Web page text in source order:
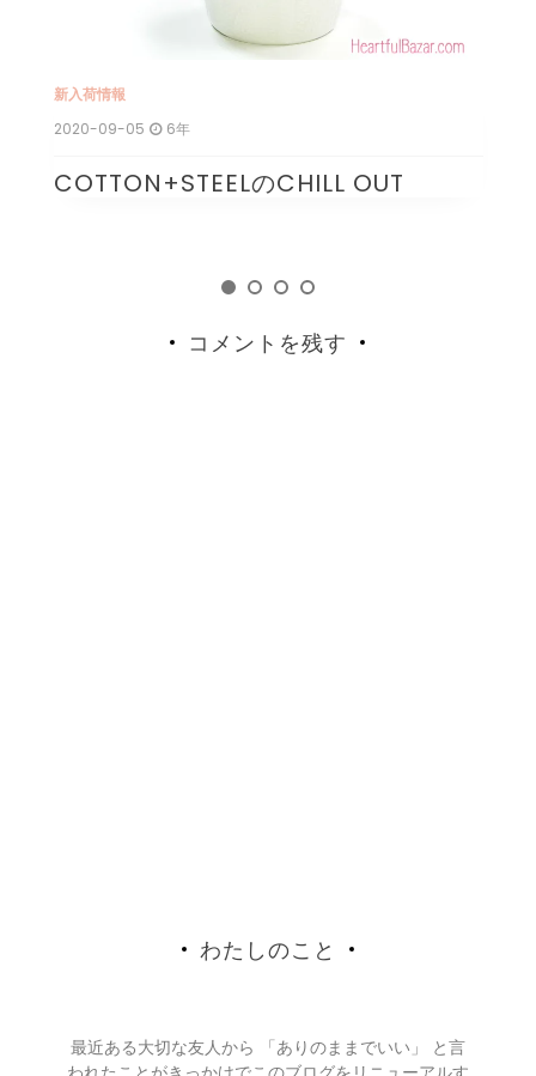
新入荷情報
2020-09-05 6年
COTTON+STEELのCHILL OUT
コメントを残す
わたしのこと
最近ある大切な友人から 「ありのままでいい」 と言